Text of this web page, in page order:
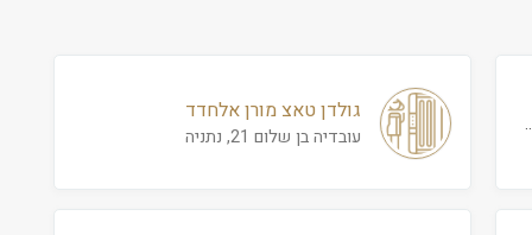
גולדן טאצ מורן אלחדד
עובדיה בן שלום 21, נתניה